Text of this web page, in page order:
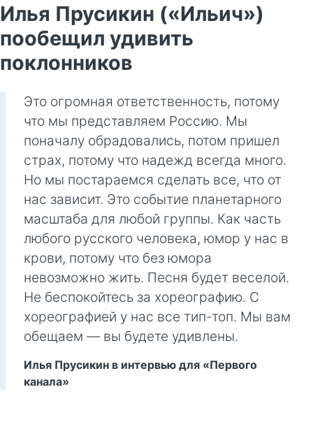
Илья Прусикин («Ильич»)
пообещил удивить
поклонников
Это огромная ответственность, потому
что мы представляем Россию. Мы
поначалу обрадовались, потом пришел
страх, потому что надежд всегда много.
Но мы постараемся сделать все, что от
нас зависит. Это событие планетарного
масштаба для любой группы. Как часть
любого русского человека, юмор у нас в
крови, потому что без юмора
невозможно жить. Песня будет веселой.
Не беспокойтесь за хореографию. С
хореографией у нас все тип-топ. Мы вам
обещаем — вы будете удивлены.
Илья Прусикин в интервью для «Первого
канала»